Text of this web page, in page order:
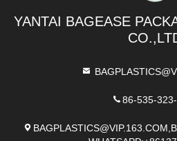
YANTAI BAGEASE
86-535-